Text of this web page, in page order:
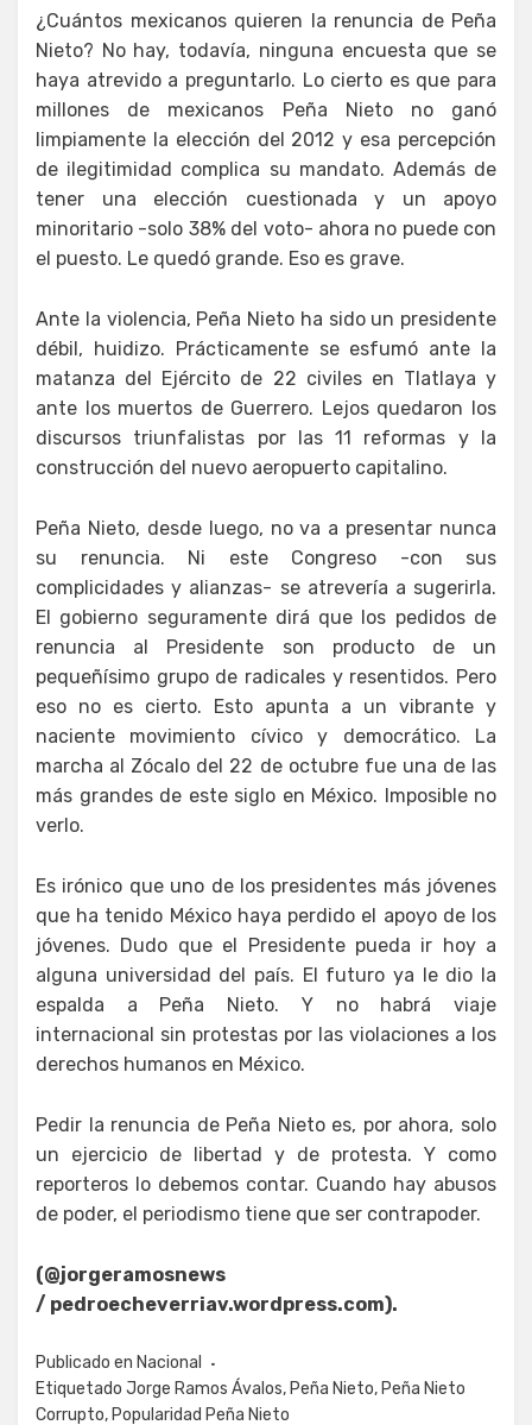
¿Cuántos mexicanos quieren la renuncia de Peña
Nieto? No hay, todavía, ninguna encuesta que se
haya atrevido a preguntarlo. Lo cierto es que para
millones de mexicanos Peña Nieto no ganó
limpiamente la elección del 2012 y esa percepción
de ilegitimidad complica su mandato. Además de
tener una elección cuestionada y un apoyo
minoritario -solo 38% del voto- ahora no puede con
el puesto. Le quedó grande. Eso es grave.
Ante la violencia, Peña Nieto ha sido un presidente
débil, huidizo. Prácticamente se esfumó ante la
matanza del Ejército de 22 civiles en Tlatlaya y
ante los muertos de Guerrero. Lejos quedaron los
discursos triunfalistas por las 11 reformas y la
construcción del nuevo aeropuerto capitalino.
Peña Nieto, desde luego, no va a presentar nunca
su renuncia. Ni este Congreso -con sus
complicidades y alianzas- se atrevería a sugerirla.
El gobierno seguramente dirá que los pedidos de
renuncia al Presidente son producto de un
pequeñísimo grupo de radicales y resentidos. Pero
eso no es cierto. Esto apunta a un vibrante y
naciente movimiento cívico y democrático. La
marcha al Zócalo del 22 de octubre fue una de las
más grandes de este siglo en México. Imposible no
verlo.
Es irónico que uno de los presidentes más jóvenes
que ha tenido México haya perdido el apoyo de los
jóvenes. Dudo que el Presidente pueda ir hoy a
alguna universidad del país. El futuro ya le dio la
espalda a Peña Nieto. Y no habrá viaje
internacional sin protestas por las violaciones a los
derechos humanos en México.
Pedir la renuncia de Peña Nieto es, por ahora, solo
un ejercicio de libertad y de protesta. Y como
reporteros lo debemos contar. Cuando hay abusos
de poder, el periodismo tiene que ser contrapoder.
(@jorgeramosnews
/ pedroecheverriav.wordpress.com).
Publicado en Nacional
Etiquetado Jorge Ramos Ávalos, Peña Nieto, Peña Nieto
Corrupto, Popularidad Peña Nieto